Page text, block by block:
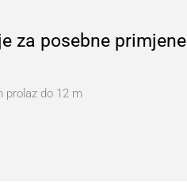
za posebne primjene
prolaz do 12 m